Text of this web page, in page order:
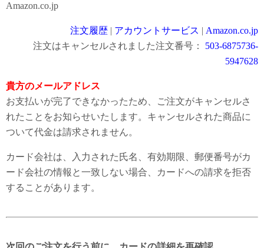
Amazon.co.jp
注文履歴 | アカウントサービス | Amazon.co.jp
注文はキャンセルされました注文番号： 503-6875736-
5947628
貴方のメールアドレス
お支払いが完了できなかったため、ご注文がキャンセルさ
れたことをお知らせいたします。キャンセルされた商品に
ついて代金は請求されません。
カード会社は、入力された氏名、有効期限、郵便番号がカ
ード会社の情報と一致しない場合、カードへの請求を拒否
することがあります。